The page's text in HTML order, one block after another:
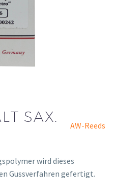
SAX.
AW-Reeds
wird dieses
Gussverfahren gefertigt.